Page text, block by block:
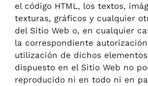
el código HTML, los textos,
texturas, gráficos y cualquier
del Sitio Web o, en cualquier
la correspondiente
utilización de dichos
dispuesto en el Sitio Web no
reproducido ni en todo ni en